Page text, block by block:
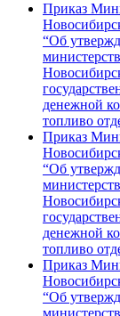
Приказ
“Об
денежной
топливо
Приказ
“Об
денежной
топливо
Приказ
“Об